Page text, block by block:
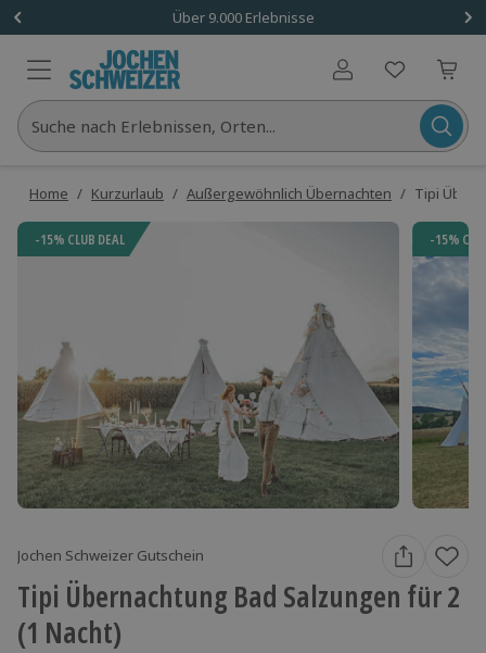
Über 9.000 Erlebnisse
Benutzerkonto
Suche nach Erlebnissen, Orten...
Home / Kurzurlaub / Außergewöhnlich Übernachten / Tipi
-15% CLUB DEAL -15%
Jochen Schweizer Gutschein
Tipi Übernachtung Bad Salzungen für 2
(1 Nacht)